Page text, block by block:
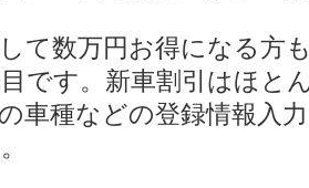
て数万円お得になる方
です。新車割引はほと
車種などの登録情報入